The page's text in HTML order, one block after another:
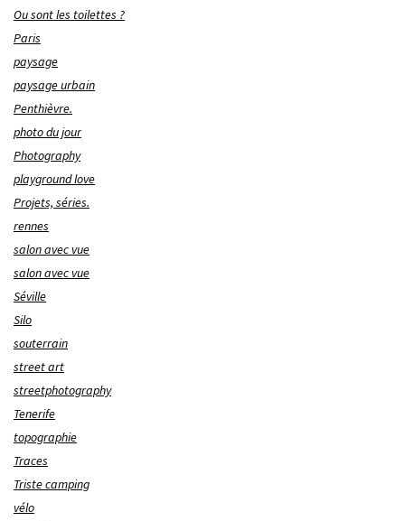
Ou sont les toilettes ?
Paris
paysage
paysage urbain
Penthièvre.
photo du jour
Photography
playground love
Projets, séries.
rennes
salon avec vue
salon avec vue
Séville
Silo
souterrain
street art
streetphotography
Tenerife
topographie
Traces
Triste camping
vélo